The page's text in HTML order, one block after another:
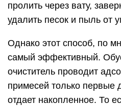
пролить через вату,
удалить песок и пыль от
Однако этот способ, по
самый эффективный.
очиститель проводит
примесей только первые
отдает накопленное. То